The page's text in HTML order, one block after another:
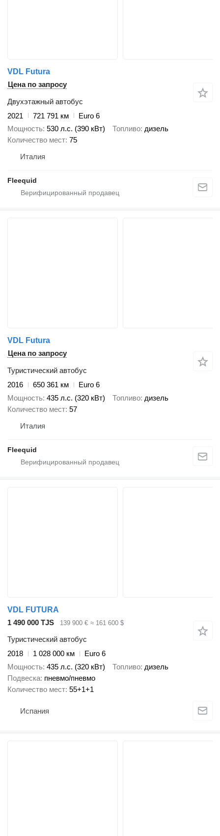
VDL Futura
Цена по запросу
Двухэтажный автобус
2021
721 791 км
Euro 6
Мощность 530 л.с. (390 кВт) Топливо дизель
Количество мест 75
Италия
Fleequid
VDL Futura
Цена по запросу
Туристический автобус
2016
650 361 км
Euro 6
Мощность 435 л.с. (320 кВт) Топливо дизель
Количество мест 57
Италия
Fleequid
VDL FUTURA
1 490 000 TJS
139 900 € ≈ 161 600 $
Туристический автобус
2018
1 028 000 км
Euro 6
Мощность 435 л.с. (320 кВт) Топливо дизель
Подвеска пневмо/пневмо
Количество мест 55+1+1
Испания